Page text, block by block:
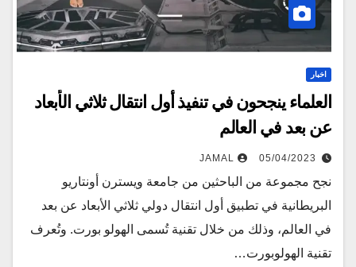
اخبار
العلماء ينجحون في تنفيذ أول انتقال ثلاثي الأبعاد
عن بعد في العالم
05/04/2023
JAMAL
نجح مجموعة من الباحثين من جامعة ويسترن أونتاريو
البريطانية في تطبيق أول انتقال دولي ثلاثي الأبعاد عن بعد
في العالم، وذلك من خلال تقنية تُسمى الهولو بورت. وتُعرف
تقنية الهولوبورت…